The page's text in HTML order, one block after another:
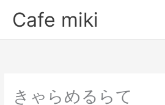
Cafe miki
きゃらめるらて